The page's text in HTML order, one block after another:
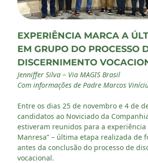
EXPERIÊNCIA MARCA A
EM GRUPO DO PROCESSO
DISCERNIMENTO
Jenniffer Silva – Via MAGIS Brasil
Com informações de Padre Marcos
Entre os dias 25 de novembro e 4 de
candidatos ao Noviciado da
estiveram reunidos para a experiência
Manresa” – última etapa realizada de
antes da conclusão do processo de
vocacional.